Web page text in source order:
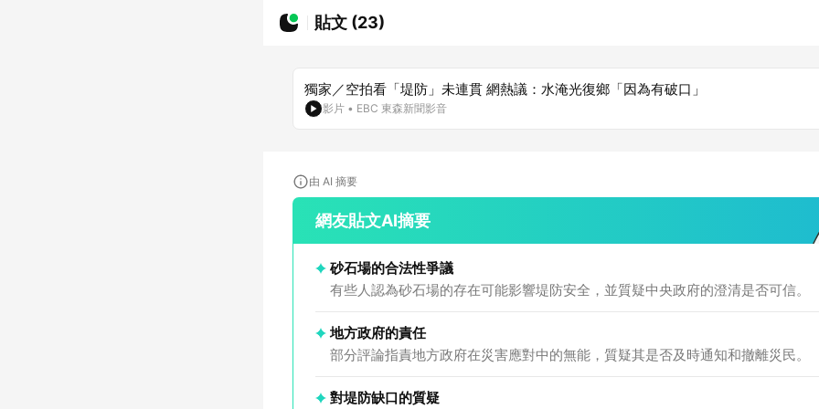
貼文 (23)
獨家／空拍看「堤防」未連貫 網熱議：水淹光復鄉「因為有破口」
影片 • EBC 東森新聞影音
由 AI 摘要
網友貼文AI摘要
砂石場的合法性爭議
有些人認為砂石場的存在可能影響堤防安全，並質疑中央政府的澄清是否可信。
地方政府的責任
部分評論指責地方政府在災害應對中的無能，質疑其是否及時通知和撤離災民。
對堤防缺口的質疑